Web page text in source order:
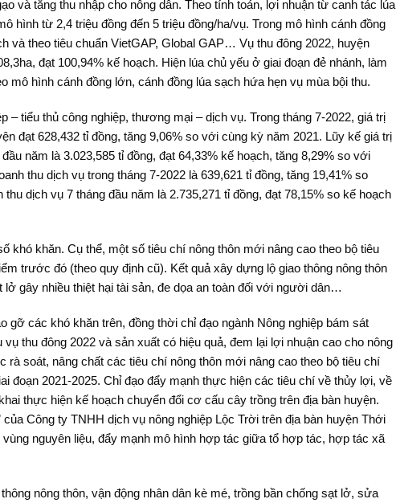
và tăng thu nhập cho nông dân. Theo tính toán, lợi nhuận từ canh tác lúa
hình từ 2,4 triệu đồng đến 5 triệu đồng/ha/vụ. Trong mô hình cánh đồng
và theo tiêu chuẩn VietGAP, Global GAP… Vụ thu đông 2022, huyện
đạt 100,94% kế hoạch. Hiện lúa chủ yếu ở giai đoạn đẻ nhánh, làm
mô hình cánh đồng lớn, cánh đồng lúa sạch hứa hẹn vụ mùa bội thu.
– tiểu thủ công nghiệp, thương mại – dịch vụ. Trong tháng 7-2022, giá trị
đạt 628,432 tỉ đồng, tăng 9,06% so với cùng kỳ năm 2021. Lũy kế giá trị
năm là 3.023,585 tỉ đồng, đạt 64,33% kế hoạch, tăng 8,29% so với
thu dịch vụ trong tháng 7-2022 là 639,621 tỉ đồng, tăng 19,41% so
dịch vụ 7 tháng đầu năm là 2.735,271 tỉ đồng, đạt 78,15% so kế hoạch
khó khăn. Cụ thể, một số tiêu chí nông thôn mới nâng cao theo bộ tiêu
trước đó (theo quy định cũ). Kết quả xây dựng lộ giao thông nông thôn
gây nhiều thiệt hại tài sản, đe dọa an toàn đối với người dân…
gỡ các khó khăn trên, đồng thời chỉ đạo ngành Nông nghiệp bám sát
thu đông 2022 và sản xuất có hiệu quả, đem lại lợi nhuận cao cho nông
soát, nâng chất các tiêu chí nông thôn mới nâng cao theo bộ tiêu chí
đoạn 2021-2025. Chỉ đạo đẩy mạnh thực hiện các tiêu chí về thủy lợi, về
thực hiện kế hoạch chuyển đổi cơ cấu cây trồng trên địa bàn huyện.
Công ty TNHH dịch vụ nông nghiệp Lộc Trời trên địa bàn huyện Thới
nguyên liệu, đẩy mạnh mô hình hợp tác giữa tổ hợp tác, hợp tác xã
nông thôn, vận động nhân dân kè mé, trồng bần chống sạt lở, sửa